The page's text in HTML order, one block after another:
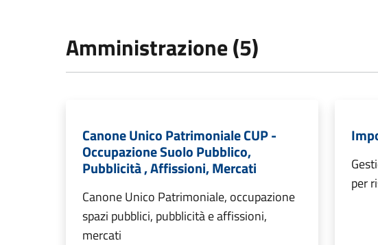
Amministrazione (5)
Canone Unico Patrimoniale CUP -
Occupazione Suolo Pubblico,
Pubblicità , Affissioni, Mercati
Canone Unico Patrimoniale, occupazione
spazi pubblici, pubblicità e affissioni,
mercati
per